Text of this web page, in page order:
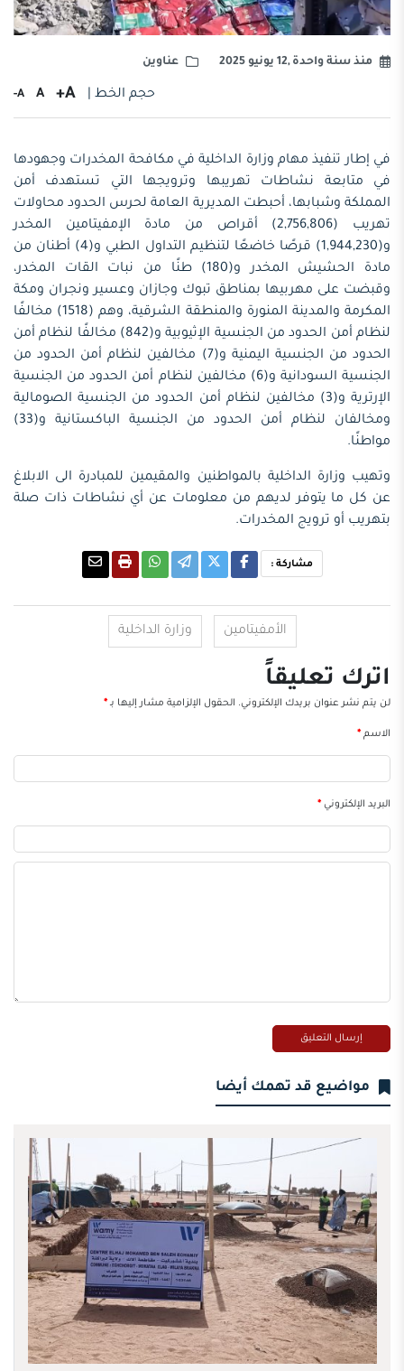
منذ سنة واحدة ,12 يونيو 2025 عناوين
حجم الخط | A+
A
A-
في إطار تنفيذ مهام وزارة الداخلية في مكافحة المخدرات وجهودها
في متابعة نشاطات تهريبها وترويجها التي تستهدف أمن
المملكة وشبابها، أحبطت المديرية العامة لحرس الحدود محاولات
تهريب (2,756,806) أقراص من مادة الإمفيتامين المخدر
و(1,944,230) قرصًا خاضعًا لتنظيم التداول الطبي و(4) أطنان من
مادة الحشيش المخدر و(180) طنًا من نبات القات المخدر،
وقبضت على مهربيها بمناطق تبوك وجازان وعسير ونجران ومكة
المكرمة والمدينة المنورة والمنطقة الشرقية، وهم (1518) مخالفًا
لنظام أمن الحدود من الجنسية الإثيوبية و(842) مخالفًا لنظام أمن
الحدود من الجنسية اليمنية و(7) مخالفين لنظام أمن الحدود من
الجنسية السودانية و(6) مخالفين لنظام أمن الحدود من الجنسية
الإرترية و(3) مخالفين لنظام أمن الحدود من الجنسية الصومالية
ومخالفان لنظام أمن الحدود من الجنسية الباكستانية و(33)
مواطنًا.
وتهيب وزارة الداخلية بالمواطنين والمقيمين للمبادرة الى الابلاغ
عن كل ما يتوفر لديهم من معلومات عن أي نشاطات ذات صلة
بتهريب أو ترويج المخدرات.
مشاركة :
الأمفيتامين وزارة الداخلية
اترك تعليقاً
لن يتم نشر عنوان بريدك الإلكتروني. الحقول الإلزامية مشار إليها بـ*
الاسم*
البريد الإلكتروني*
مواضيع قد تهمك أيضا